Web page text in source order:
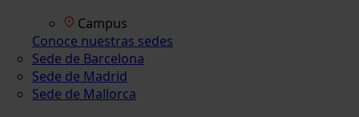
Campus
Conoce nuestras sedes
Sede de Barcelona
Sede de Madrid
Sede de Mallorca